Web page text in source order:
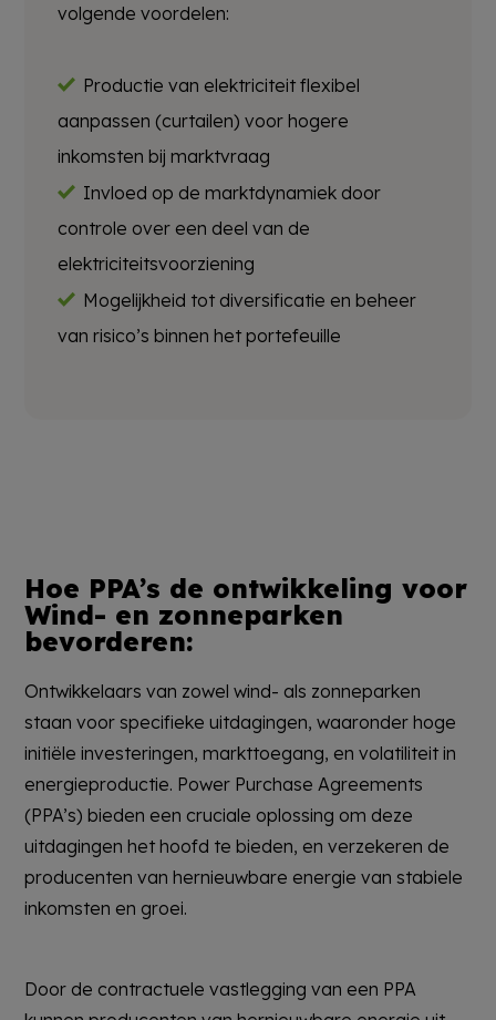
volgende voordelen:
Productie van elektriciteit flexibel
aanpassen (curtailen) voor hogere
inkomsten bij marktvraag
Invloed op de marktdynamiek door
controle over een deel van de
elektriciteitsvoorziening
Mogelijkheid tot diversificatie en beheer
van risico’s binnen het portefeuille
Hoe PPA’s de ontwikkeling voor
Wind- en zonneparken
bevorderen:
Ontwikkelaars van zowel wind- als zonneparken
staan voor specifieke uitdagingen, waaronder hoge
initiële investeringen, markttoegang, en volatiliteit in
energieproductie. Power Purchase Agreements
(PPA’s) bieden een cruciale oplossing om deze
uitdagingen het hoofd te bieden, en verzekeren de
producenten van hernieuwbare energie van stabiele
inkomsten en groei.
Door de contractuele vastlegging van een PPA